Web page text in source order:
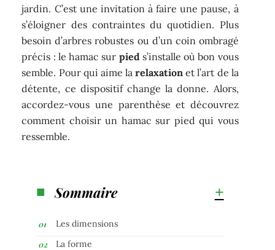
jardin. C’est une invitation à faire une pause, à
s’éloigner des contraintes du quotidien. Plus
besoin d’arbres robustes ou d’un coin ombragé
précis : le hamac sur pieds’installe où bon vous
semble. Pour qui aime larelaxation et l’art de la
détente, ce dispositif change la donne. Alors,
accordez-vous une parenthèse et découvrez
comment choisir un hamac sur pied qui vous
ressemble.
Sommaire
Les dimensions
La forme